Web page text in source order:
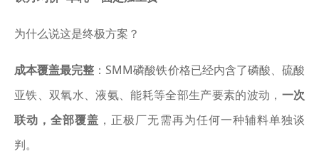
为什么说这是终极方案？
成本覆盖最完整 ：SMM磷酸铁价格已经内含了磷酸、硫酸
亚铁、双氧水、液氨、能耗等全部生产要素的波动， 一次
联动，全部覆盖 ，正极厂无需再为任何一种辅料单独谈
判。